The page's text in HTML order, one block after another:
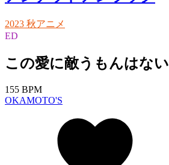
2023 秋アニメ
ED
この愛に敵うもんはない
155 BPM
OKAMOTO'S